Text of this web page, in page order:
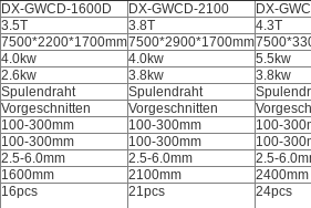
DX-GWCD-1600D DX-GWCD-2100
DX-
3.5T 3.8T
4.3T
7500*2200*1700mm7500*2900*1700mm
4.0kw 4.0kw
5.5kw
2.6kw 3.8kw
3.8kw
Spulendraht Spulendraht
Vorgeschnitten Vorgeschnitten
100-300mm 100-300mm
100-
100-300mm 100-300mm
100-
2.5-6.0mm 2.5-6.0mm
2.5-
1600mm 2100mm
2400mm
16pcs 21pcs 24pcs